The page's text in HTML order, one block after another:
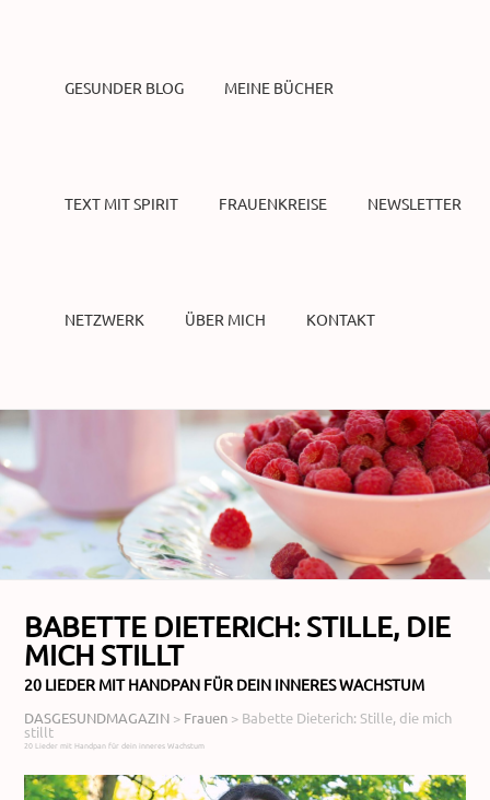
GESUNDER BLOG MEINE BÜCHER
TEXT MIT SPIRIT FRAUENKREISE NEWSLETTER
NETZWERK ÜBER MICH KONTAKT
BABETTE DIETERICH: STILLE, DIE
MICH STILLT
20 LIEDER MIT HANDPAN FÜR DEIN INNERES WACHSTUM
DASGESUNDMAGAZIN > Frauen > Babette Dieterich: Stille, die mich
stillt
20 Lieder mit Handpan für dein inneres Wachstum